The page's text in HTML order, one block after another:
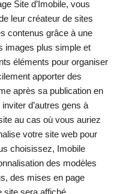
Site d’Imobile, vous
leur créateur de sites
contenus grâce à une
images plus simple et
éléments pour organiser
apporter des
après sa publication en
d’autres gens à
au cas où vous auriez
votre site web pour
choisissez, Imobile
des modèles
des mises en page
site sera affiché